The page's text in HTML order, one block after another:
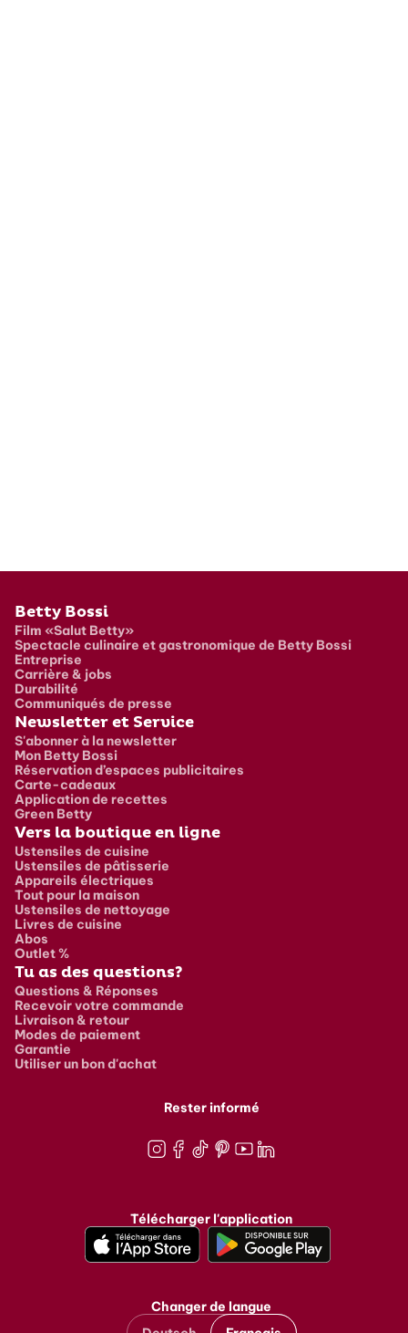
Pied de page
Betty Bossi
Film «Salut Betty»
Spectacle culinaire et gastronomique de Betty Bossi
Entreprise
Carrière & jobs
Durabilité
Communiqués de presse
Newsletter et Service
S'abonner à la newsletter
Mon Betty Bossi
Réservation d’espaces publicitaires
Carte-cadeaux
Application de recettes
Green Betty
Vers la boutique en ligne
Ustensiles de cuisine
Ustensiles de pâtisserie
Appareils électriques
Tout pour la maison
Ustensiles de nettoyage
Livres de cuisine
Abos
Outlet %
Tu as des questions?
Questions & Réponses
Recevoir votre commande
Livraison & retour
Modes de paiement
Garantie
Utiliser un bon d'achat
Rester informé
Télécharger l'application
Changer de langue